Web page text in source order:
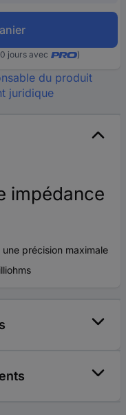
jours avec )
du produit
juridique
impédance
précision maximale